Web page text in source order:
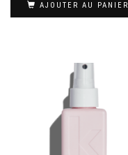
AJOUTER AU PANIER